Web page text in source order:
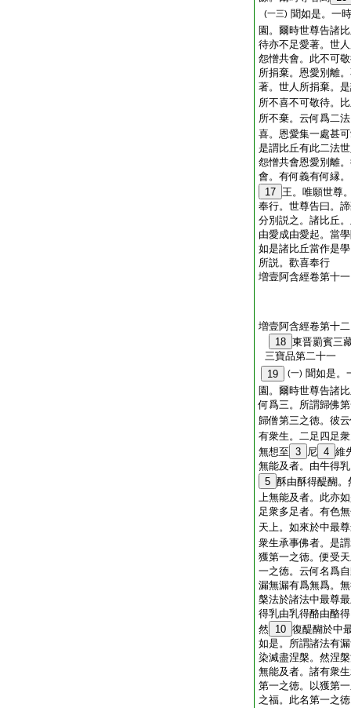
(一三) 聞如是。一
園。爾時世尊告諸
待亦不足愛著。世
怨憎共會。此不可
所捐棄。恩愛別離
著。世人所捐棄。
所不喜不可敬待。
所不棄。云何爲二
喜。恩愛集一處甚
是謂比丘有此二法
怨憎共會恩愛別離
會。有何義有何縁
17 王。唯願世尊
奉行。世尊告曰。
分別説之。諸比丘
由愛成由愛起。當
如是諸比丘當作是
所説。歡喜奉行
増壹阿含經卷第十一
増壹阿含經卷第十二
18 東晋罽賓三
三寶品第二十一
19
(一) 聞如是。
園。爾時世尊告諸
何爲三。所謂歸佛
歸僧第三之徳。彼
有衆生。二足四足
無想至 3 尼 4 維
無能及者。由牛得
5 酥由酥得醍醐。
上無能及者。此亦
足衆多足者。有色
天上。如來於中最
衆生承事佛者。是
獲第一之徳。便受
一之徳。云何名爲
漏無漏有爲無爲。
槃法於諸法中最尊
得乳由乳得酪由酪
然 10 復醍醐於中
如是。所謂諸法有
染滅盡涅槃。然涅
無能及者。諸有衆
第一之徳。以獲第
之福。此名第一之